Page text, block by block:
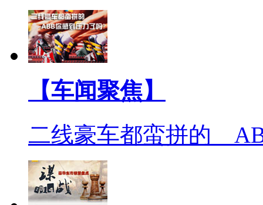
【车闻聚焦】
二线豪车都蛮拼的